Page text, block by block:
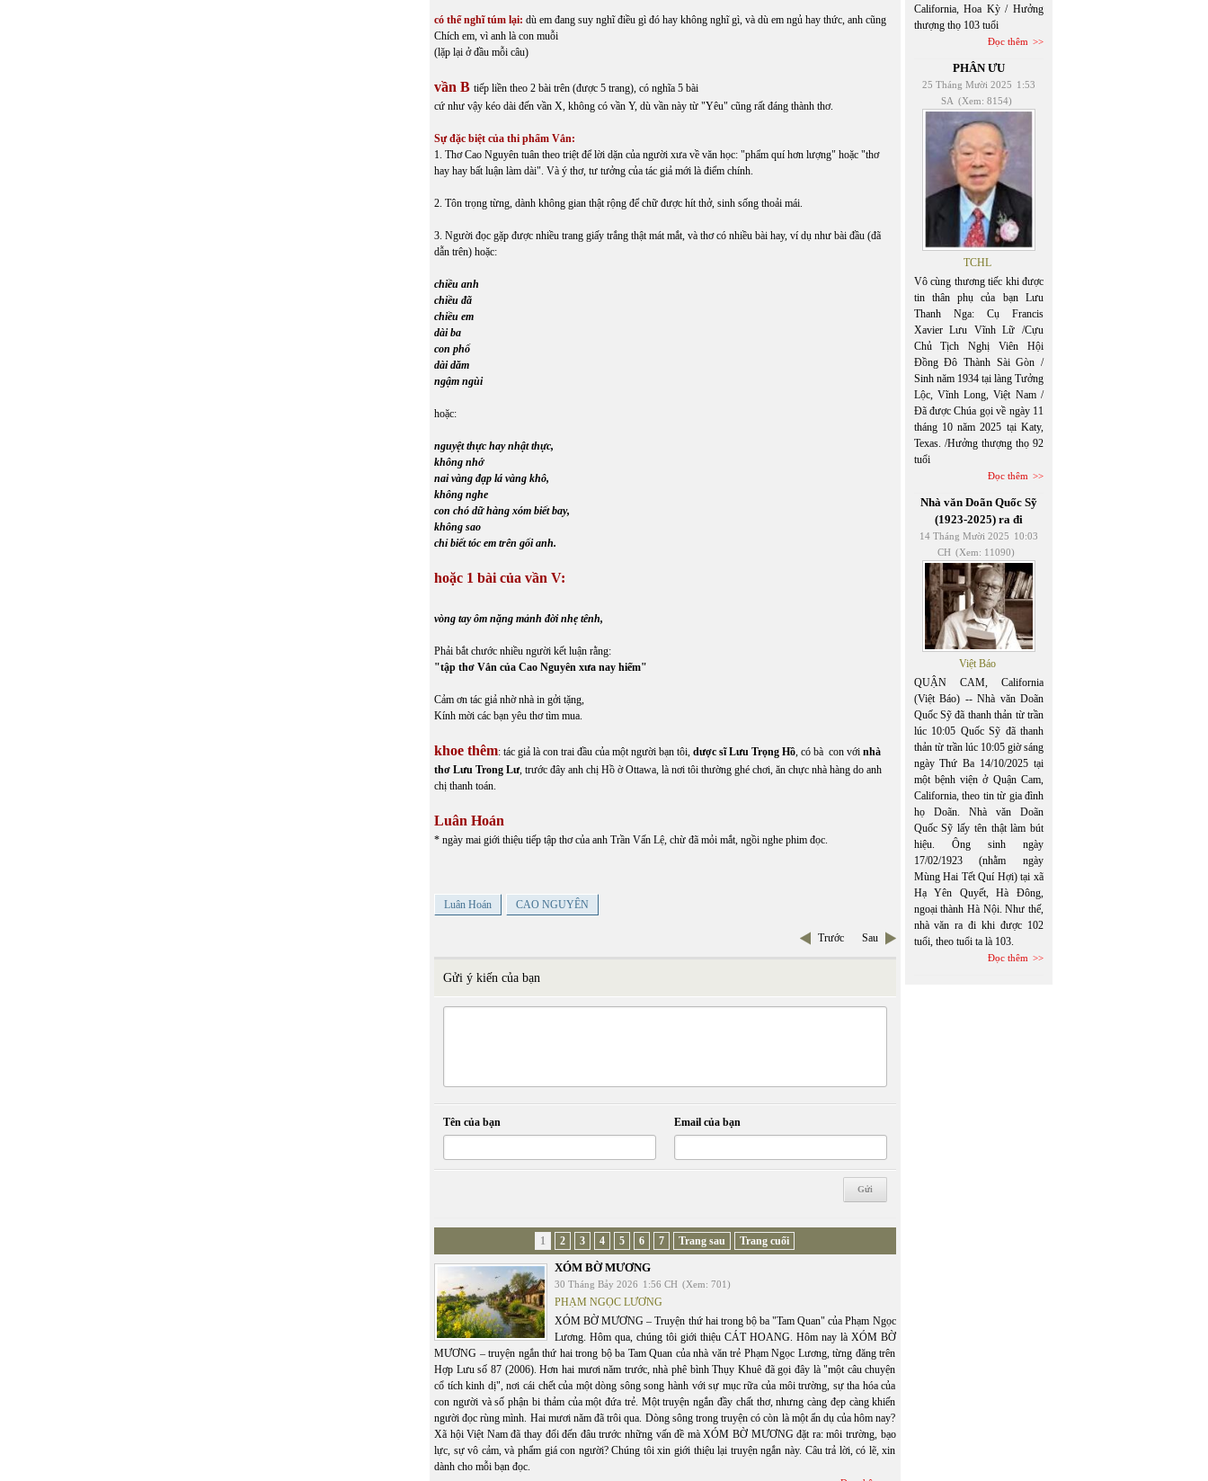
có thể nghĩ túm lại: dù em đang suy nghĩ điều gì đó hay không nghĩ gì, và dù em ngủ hay thức, anh cũng
Chích em, vì anh là con muỗi
(lặp lại ở đầu mỗi câu)
vần B tiếp liền theo 2 bài trên (được 5 trang), có nghĩa 5 bài
cứ như vậy kéo dài đến vần X, không có vần Y, dù vần này từ "Yêu" cũng rất đáng thành thơ.
Sự đặc biệt của thi phẩm Vắn:
1. Thơ Cao Nguyên tuân theo triệt để lời dặn của người xưa về văn học: "phẩm quí hơn lượng" hoặc "thơ
hay hay bất luận làm dài". Và ý thơ, tư tưởng của tác giả mới là điểm chính.
2. Tôn trọng từng, dành không gian thật rộng để chữ được hít thở, sinh sống thoải mái.
3. Người đọc gặp được nhiều trang giấy trắng thật mát mắt, và thơ có nhiều bài hay, ví dụ như bài đầu (đã
dẫn trên) hoặc:
chiều anh
chiều đã
chiều em
dài ba
con phố
dài dăm
ngậm ngùi
hoặc:
nguyệt thực hay nhật thực,
không nhớ
nai vàng đạp lá vàng khô,
không nghe
con chó dữ hàng xóm biết bay,
không sao
chỉ biết tóc em trên gối anh.
hoặc 1 bài của vần V:
vòng tay ôm nặng mảnh đời nhẹ tênh,
Phải bắt chước nhiều người kết luận rằng:
"tập thơ Vắn của Cao Nguyên xưa nay hiếm"
Cảm ơn tác giả nhờ nhà in gởi tặng,
Kính mời các bạn yêu thơ tìm mua.
khoe thêm: tác giả là con trai đầu của một người bạn tôi, dược sĩ Lưu Trọng Hồ, có bà con với nhà
thơ Lưu Trong Lư, trước đây anh chị Hồ ờ Ottawa, là nơi tôi thường ghé chơi, ăn chực nhà hàng do anh
chị thanh toán.
Luân Hoán
* ngày mai giới thiệu tiếp tập thơ của anh Trần Vấn Lệ, chừ đã mỏi mắt, ngồi nghe phim đọc.
Luân Hoán CAO NGUYÊN
Trước Sau
Gửi ý kiến của bạn
Tên của bạn Email của bạn
1 2 3 4 5 6 7 Trang sau Trang cuối
XÓM BỜ MƯƠNG
30 Tháng Bảy 2026 1:56 CH (Xem: 701)
PHẠM NGỌC LƯƠNG
XÓM BỜ MƯƠNG – Truyện thứ hai trong bộ ba "Tam Quan" của Phạm Ngọc
Lương. Hôm qua, chúng tôi giới thiệu CÁT HOANG. Hôm nay là XÓM BỜ
MƯƠNG – truyện ngắn thứ hai trong bộ ba Tam Quan của nhà văn trẻ Phạm Ngọc Lương, từng đăng trên
Hợp Lưu số 87 (2006). Hơn hai mươi năm trước, nhà phê bình Thụy Khuê đã gọi đây là "một câu chuyện
cổ tích kinh dị", nơi cái chết của một dòng sông song hành với sự mục rữa của môi trường, sự tha hóa của
con người và số phận bi thảm của một đứa trẻ. Một truyện ngắn đầy chất thơ, nhưng càng đẹp càng khiến
người đọc rùng mình. Hai mươi năm đã trôi qua. Dòng sông trong truyện có còn là một ẩn dụ của hôm nay?
Xã hội Việt Nam đã thay đổi đến đâu trước những vấn đề mà XÓM BỜ MƯƠNG đặt ra: môi trường, bạo
lực, sự vô cảm, và phẩm giá con người? Chúng tôi xin giới thiệu lại truyện ngắn này. Câu trả lời, có lẽ, xin
dành cho mỗi bạn đọc.
California, Hoa Kỳ / Hưởng
thượng thọ 103 tuổi
Đọc thêm
PHÂN ƯU
25 Tháng Mười 2025 1:53
SA (Xem: 8154)
TCHL
Vô cùng thương tiếc khi được
tin thân phụ của bạn Lưu
Thanh Nga: Cụ Francis
Xavier Lưu Vĩnh Lữ /Cựu
Chủ Tịch Nghị Viên Hội
Đồng Đô Thành Sài Gòn /
Sinh năm 1934 tại làng Tưởng
Lộc, Vĩnh Long, Việt Nam /
Đã được Chúa gọi về ngày 11
tháng 10 năm 2025 tại Katy,
Texas. /Hưởng thượng thọ 92
tuổi
Đọc thêm
Nhà văn Doãn Quốc Sỹ
(1923-2025) ra đi
14 Tháng Mười 2025 10:03
CH (Xem: 11090)
Việt Báo
QUẬN CAM, California
(Việt Báo) -- Nhà văn Doãn
Quốc Sỹ đã thanh thản từ trần
lúc 10:05 Quốc Sỹ đã thanh
thản từ trần lúc 10:05 giờ sáng
ngày Thứ Ba 14/10/2025 tại
một bệnh viện ở Quận Cam,
California, theo tin từ gia đình
họ Doãn. Nhà văn Doãn
Quốc Sỹ lấy tên thật làm bút
hiệu. Ông sinh ngày
17/02/1923 (nhằm ngày
Mùng Hai Tết Quí Hợi) tại xã
Hạ Yên Quyết, Hà Đông,
ngoại thành Hà Nội. Như thế,
nhà văn ra đi khi được 102
tuổi, theo tuổi ta là 103.
Đọc thêm